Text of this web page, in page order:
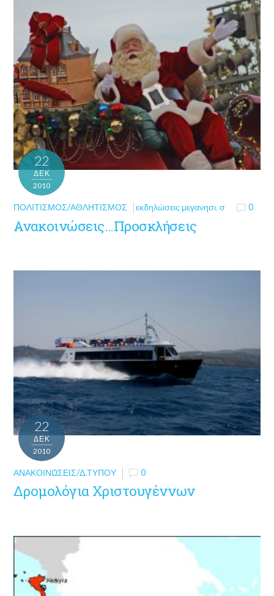
22
ΔΕΚ
2010
ΠΟΛΙΤΙΣΜΌΣ/ΑΘΛΗΤΙΣΜΌΣ εκδηλώσεις μεγανησι,σ 0
Ανακοινώσεις…Προσκλήσεις
22
ΔΕΚ
2010
ΑΝΑΚΟΙΝΏΣΕΙΣ/Δ.ΤΎΠΟΥ 0
Δρομολόγια Χριστουγέννων